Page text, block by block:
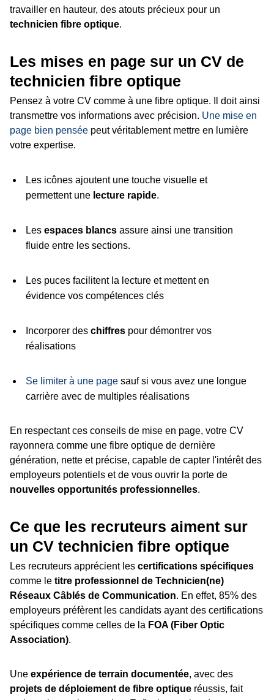
travailler en hauteur, des atouts précieux pour un
technicien fibre optique.
Les mises en page sur un CV de
technicien fibre optique
Pensez à votre CV comme à une fibre optique. Il doit ainsi
transmettre vos informations avec précision. Une mise en
page bien pensée peut véritablement mettre en lumière
votre expertise.
Les icônes ajoutent une touche visuelle et
permettent une lecture rapide.
Les espaces blancsassure ainsi une transition
fluide entre les sections.
Les puces facilitent la lecture et mettent en
évidence vos compétences clés
Incorporer des chiffrespour démontrer vos
réalisations
Se limiter à une pagesauf si vous avez une longue
carrière avec de multiples réalisations
En respectant ces conseils de mise en page, votre CV
rayonnera comme une fibre optique de dernière
génération, nette et précise, capable de capter l'intérêt des
employeurs potentiels et de vous ouvrir la porte de
nouvelles opportunités professionnelles.
Ce que les recruteurs aiment sur
un CV technicien fibre optique
Les recruteurs apprécient les certifications spécifiques
comme le titre professionnel de Technicien(ne)
Réseaux Câblés de Communication. En effet, 85% des
employeurs préfèrent les candidats ayant des certifications
spécifiques comme celles de la FOA (Fiber Optic
Association).
Une expérience de terrain documentée, avec des
projets de déploiement de fibre optique réussis, fait